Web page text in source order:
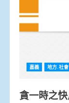
嘉義 地方.社會
貪一時之